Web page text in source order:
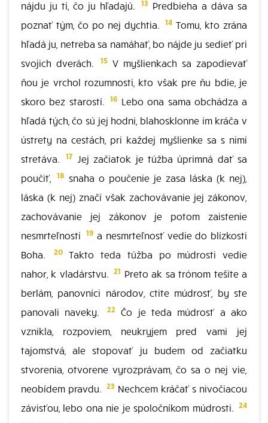
nájdu ju tí, čo ju hľadajú.
13 Predbieha a dáva sa
poznať tým, čo po nej dychtia. 14 Tomu, kto zrána
hľadá ju, netreba sa namáhať, bo nájde ju sedieť pri
svojich dverách.
15 V myšlienkach sa zapodievať
ňou je vrchol rozumnosti, kto však pre ňu bdie, je
skoro bez starostí. 16 Lebo ona sama obchádza a
hľadá tých, čo sú jej hodni, blahosklonne im kráča v
ústrety na cestách, pri každej myšlienke sa s nimi
stretáva.
17 Jej začiatok je túžba úprimná dať sa
poučiť,
18 snaha o poučenie je zasa láska (k nej),
láska (k nej) značí však zachovávanie jej zákonov,
zachovávanie jej zákonov je potom zaistenie
nesmrteľnosti 19 a nesmrteľnosť vedie do blízkosti
Boha.
20Takto teda túžba po múdrosti vedie
nahor, k vladárstvu. 21 Preto ak sa trónom tešíte a
berlám, panovníci národov, ctite múdrosť, by ste
panovali naveky.
22Čo je teda múdrosť a ako
vznikla, rozpoviem, neukryjem pred vami jej
tajomstvá, ale stopovať ju budem od začiatku
stvorenia, otvorene vyrozprávam, čo sa o nej vie,
neobídem pravdu. 23 Nechcem kráčať s nivočiacou
závisťou, lebo ona nie je spoločníkom múdrosti. 24